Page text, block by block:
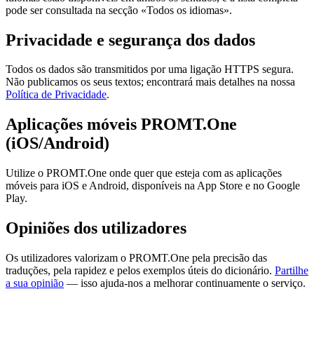
pode ser consultada na secção «Todos os idiomas».
Privacidade e segurança dos dados
Todos os dados são transmitidos por uma ligação HTTPS segura.
Não publicamos os seus textos; encontrará mais detalhes na nossa
Política de Privacidade.
Aplicações móveis PROMT.One
(iOS/Android)
Utilize o PROMT.One onde quer que esteja com as aplicações
móveis para iOS e Android, disponíveis na App Store e no Google
Play.
Opiniões dos utilizadores
Os utilizadores valorizam o PROMT.One pela precisão das
traduções, pela rapidez e pelos exemplos úteis do dicionário. Partilhe
a sua opinião — isso ajuda-nos a melhorar continuamente o serviço.